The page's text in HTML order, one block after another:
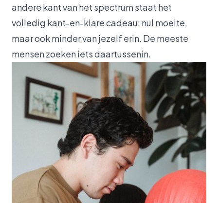
andere kant van het spectrum staat het
volledig kant-en-klare cadeau: nul moeite,
maar ook minder van jezelf erin. De meeste
mensen zoeken iets daartussenin.